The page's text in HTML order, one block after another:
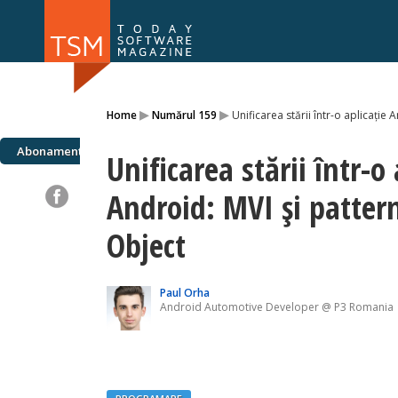
Home▸Numărul 159 ▸ Unificarea stării într-o aplicație
Abonamente
Unificarea stării într-o
Android: MVI și
Object
Paul Orha
Android Automotive Developer @ P3 Romania